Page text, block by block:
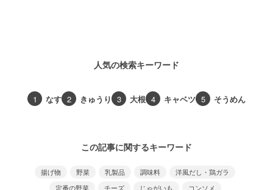
人気の検索キーワード
1 なす 2 きゅうり 3 大根 4 キャベツ 5 そうめん
この記事に関するキーワード
揚げ物 野菜 乳製品 調味料
洋風だし・鶏ガラ
定番の野菜
チーズ じゃがいも コンソメ